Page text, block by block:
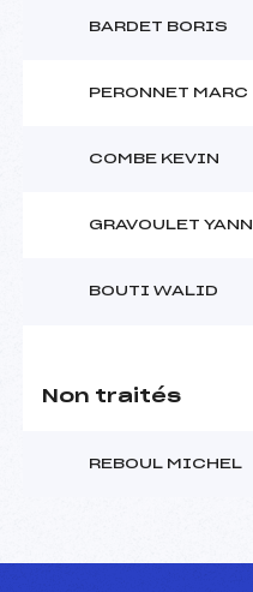
BARDET BORIS
PERONNET MARC
COMBE KEVIN
GRAVOULET YANN
BOUTI WALID
Non traités
REBOUL MICHEL